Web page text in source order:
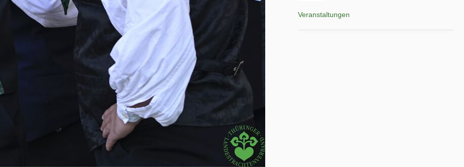
Veranstaltungen